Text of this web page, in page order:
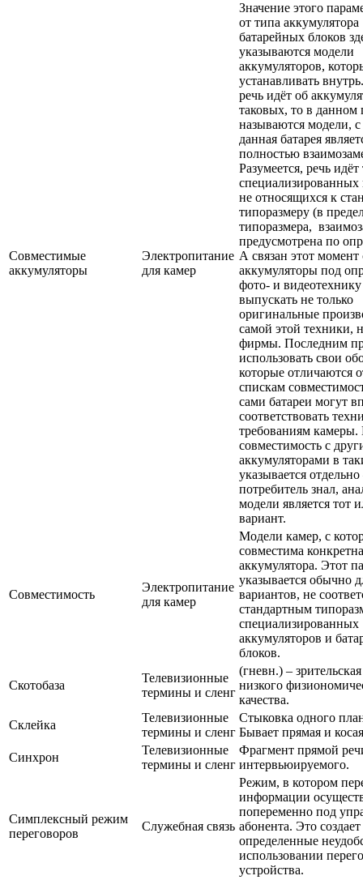
Совместимые
аккумуляторы
Электропитание
для камер
Значение этого
от типа
батарейных блоков
указываются модели
аккумуляторов,
устанавливать
речь идёт об
таковых, то в данном
называются модели,
данная батарея
полностью
Разумеется, речь идёт
специализированных
не относящихся к
типоразмеру (в
типоразмера,
предусмотрена по
А связан этот момент
аккумуляторы под
фото- и
выпускать не только
оригинальные
самой этой техники,
фирмы. Последним
использовать свои
которые отличаются
спискам
сами батареи могут
соответствовать
требованиям камеры.
совместимость с
аккумуляторами в
указывается
потребитель знал,
модели является тот
вариант.
Совместимость
Электропитание
для камер
Модели камер, с
совместима
аккумулятора. Этот
указывается обычно
вариантов, не
стандартным
специализированных
аккумуляторов и
блоков.
Скотобаза
Телевизионные
термины и сленг
(гневн.) –
низкого
качества.
Склейка
Телевизионные
термины и сленг
Стыковка одного
Бывает прямая и
Синхрон
Телевизионные
термины и сленг
Фрагмент прямой
интервьюируемого.
Симплексный режим
переговоров
Служебная связь
Режим, в котором
информации
попеременно под
абонента. Это создает
определенные
использовании
устройства.